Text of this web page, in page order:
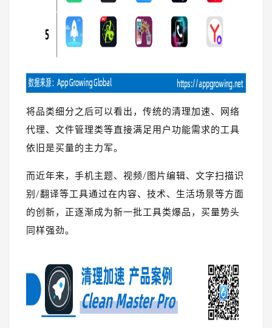
将品类细分之后可以看出，传统的清理加速、网络
代理、文件管理类等直接满足用户功能需求的工具
依旧是买量的主力军。
而近年来，手机主题、视频/图片编辑、文字扫描识
别/翻译等工具通过在内容、技术、生活场景等方面
的创新，正逐渐成为新一批工具类爆品，买量势头
同样强劲。